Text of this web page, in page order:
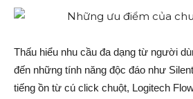
Thấu hiểu nhu cầu đa dạng từ người
đến những tính năng độc đáo như
tiếng ồn từ cú click chuột, Logitech